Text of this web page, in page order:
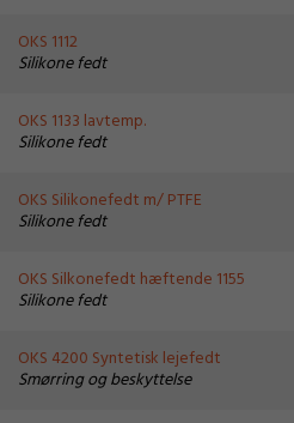
OKS 1112
Silikone fedt
OKS 1133 lavtemp.
Silikone fedt
OKS Silikonefedt m/ PTFE
Silikone fedt
OKS Silkonefedt hæftende 1155
Silikone fedt
OKS 4200 Syntetisk lejefedt
Smørring og beskyttelse